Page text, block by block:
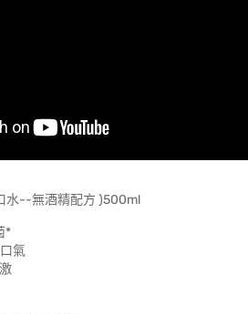
水--無酒精配方 )500ml
*
氣